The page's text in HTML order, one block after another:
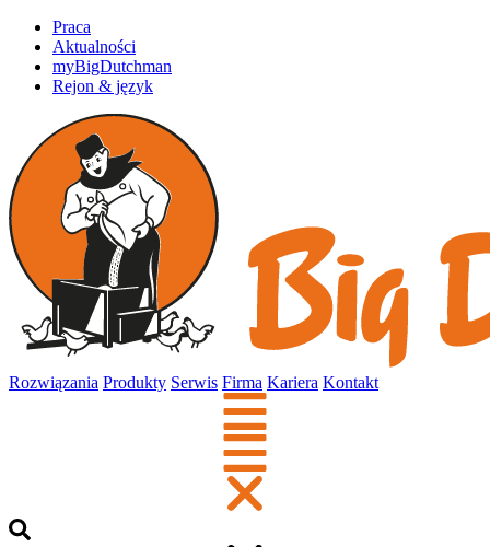
Praca
Aktualności
myBigDutchman
Rejon & język
Rozwiązania Produkty Serwis Firma Kariera Kontakt